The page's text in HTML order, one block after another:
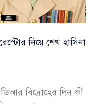
নিয়ে শেখ হাসিনা
বিদ্রোহের দিন কী